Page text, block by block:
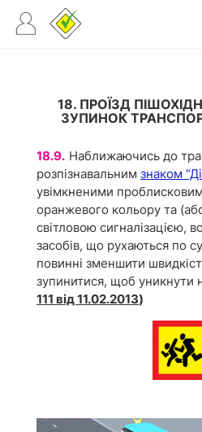
18. ПРОЇЗД
ЗУПИНОК
18.9. Наближаючись до
розпізнавальним знаком
увімкненими
оранжевого кольору та
світловою сигналізацією,
засобів, що рухаються по
повинні зменшити
зупинитися, щоб уникнути
111 від 11.02.2013)